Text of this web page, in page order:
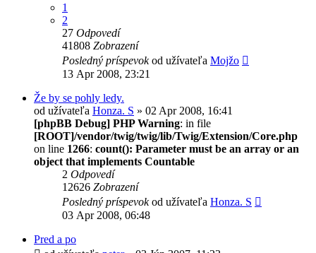
1
2
27 Odpovedí
41808 Zobrazení
Posledný príspevokod užívateľa Mojžo
13 Apr 2008, 23:21
Že by se pohly ledy.
od užívateľa Honza. S » 02 Apr 2008, 16:41
[phpBB Debug] PHP Warning: in file
[ROOT]/vendor/twig/twig/lib/Twig/Extension/Core.php
on line 1266: count(): Parameter must be an array or an
object that implements Countable
2 Odpovedí
12626 Zobrazení
Posledný príspevokod užívateľa Honza. S
03 Apr 2008, 06:48
Pred a po